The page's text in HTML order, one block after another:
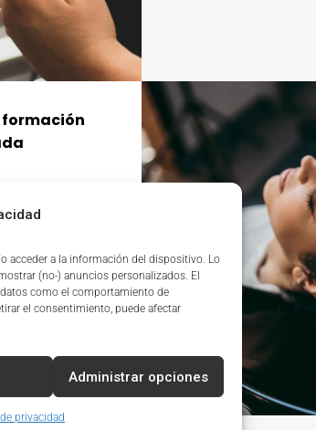
acceder a la información del dispositivo. Lo
(no-) anuncios personalizados. El
como el comportamiento de
el consentimiento, puede afectar
Administrar opciones
privacidad
formación
al entorno
facilita la
y su
mercado